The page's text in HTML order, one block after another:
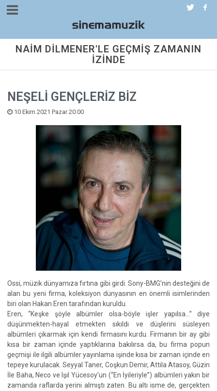
NAİM DİLMENER'LE GEÇMİŞ ZAMANIN
İZİNDE
NEŞELİ GENÇLERİZ BİZ
10 Ekim 2021 Pazar 20:00
Ossi, müzik dünyamıza fırtına gibi girdi. Sony-BMG’nin desteğini de
alan bu yeni firma, koleksiyon dünyasının en önemli isimlerinden
biri olan Hakan Eren tarafından kuruldu.
Eren, “Keşke şöyle albümler olsa-böyle işler yapılsa…” diye
düşünmekten-hayal etmekten sıkıldı ve düşlerini süsleyen
albümleri çıkarmak için kendi firmasını kurdu. Firmanın bir ay gibi
kısa bir zaman içinde yaptıklarına bakılırsa da, bu firma popun
geçmişi ile ilgili albümler yayınlama işinde kısa bir zaman içinde en
tepeye kurulacak. Seyyal Taner, Coşkun Demir, Attila Atasoy, Güzin
İle Baha, Neco ve Işıl Yücesoy’un (“En İyileriyle”) albümleri yakın bir
zamanda raflarda yerini almıştı zaten. Bu altı isme de, gerçekten